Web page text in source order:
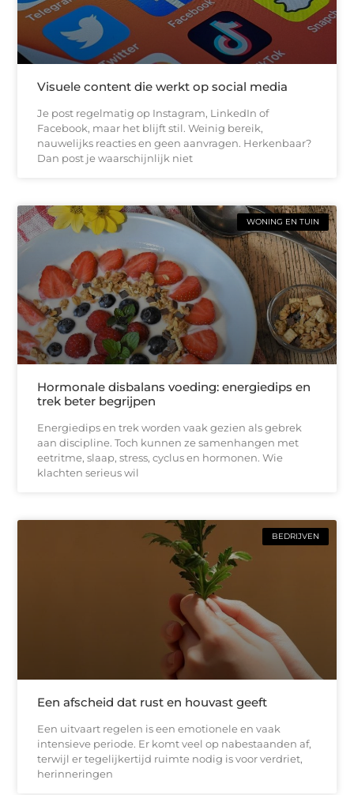
Visuele content die werkt op social media
Je post regelmatig op Instagram, LinkedIn of
Facebook, maar het blijft stil. Weinig bereik,
nauwelijks reacties en geen aanvragen. Herkenbaar?
Dan post je waarschijnlijk niet
WONING EN TUIN
Hormonale disbalans voeding: energiedips en
trek beter begrijpen
Energiedips en trek worden vaak gezien als gebrek
aan discipline. Toch kunnen ze samenhangen met
eetritme, slaap, stress, cyclus en hormonen. Wie
klachten serieus wil
BEDRIJVEN
Een afscheid dat rust en houvast geeft
Een uitvaart regelen is een emotionele en vaak
intensieve periode. Er komt veel op nabestaanden af,
terwijl er tegelijkertijd ruimte nodig is voor verdriet,
herinneringen